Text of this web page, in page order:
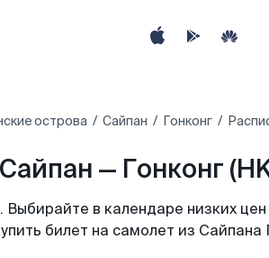
острова Сайпан Гонконг
— Гонконг
в календаре низких
билет на самолет из Сайпана